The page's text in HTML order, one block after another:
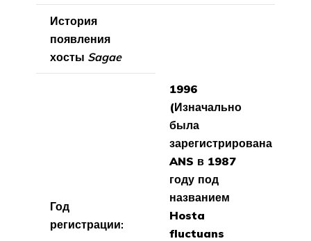
История
появления
хосты Sagae
Год
регистрации:
1996
(Изначально
была
зарегистрирована
ANS в 1987
году под
названием
Hosta
fluctuans